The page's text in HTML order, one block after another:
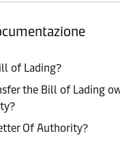
of Lading?
the Bill of Lading
Of Authority?